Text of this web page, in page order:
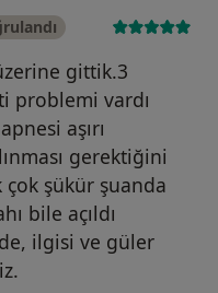
gittik.3
problemi vardı
aşırı
gerektiğini
çok şükür şuanda
bile açıldı
ilgisi ve güler